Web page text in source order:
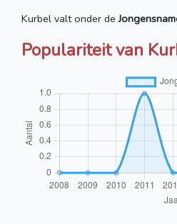
Kurbel valt onder de
Populariteit van